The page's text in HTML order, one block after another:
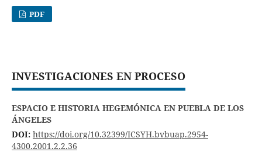
PDF
INVESTIGACIONES EN PROCESO
ESPACIO E HISTORIA HEGEMÓNICA EN PUEBLA DE LOS
ÁNGELES
DOI: https://doi.org/10.32399/ICSYH.bvbuap.2954-
4300.2001.2.2.36